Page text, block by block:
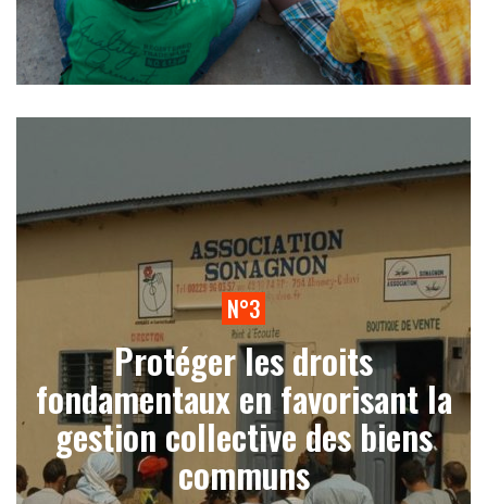
N°3
Protéger les droits
fondamentaux en favorisant la
gestion collective des biens
communs